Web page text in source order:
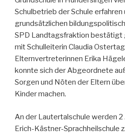
Schulbetrieb der Schule erfahren
grundsätzlichen
SPD Landtagsfraktion bestätigt
mit Schulleiterin Claudia
Elternvertreterinnen Erika
konnte sich der Abgeordnete
Sorgen und Nöten der Eltern
Kinder machen.
An der Lautertalschule werden
Erich-Kästner-Sprachheilschule